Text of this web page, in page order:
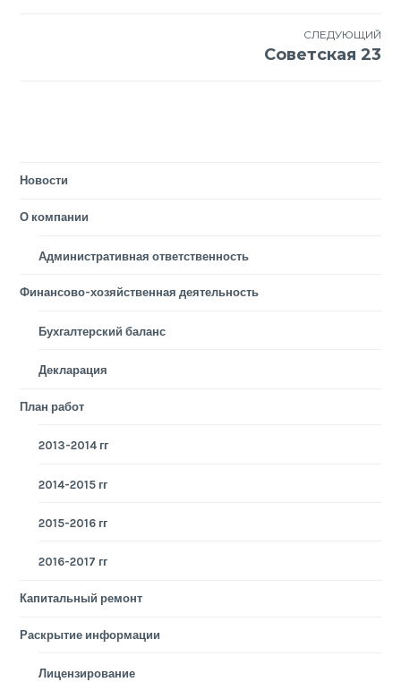
СЛЕДУЮЩИЙ
Советская 23
Новости
О компании
Административная ответственность
Финансово-хозяйственная деятельность
Бухгалтерский баланс
Декларация
План работ
2013-2014 гг
2014-2015 гг
2015-2016 гг
2016-2017 гг
Капитальный ремонт
Раскрытие информации
Лицензирование